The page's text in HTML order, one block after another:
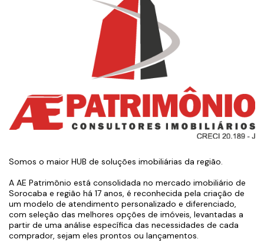
Somos o maior HUB de soluções imobiliárias da região.
A AE Patrimônio está consolidada no mercado imobiliário de
Sorocaba e região há 17 anos, é reconhecida pela criação de
um modelo de atendimento personalizado e diferenciado,
com seleção das melhores opções de imóveis, levantadas a
partir de uma análise específica das necessidades de cada
comprador, sejam eles prontos ou lançamentos.